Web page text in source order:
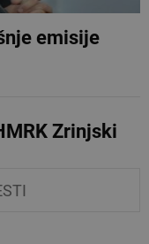
emisije
Zrinjski